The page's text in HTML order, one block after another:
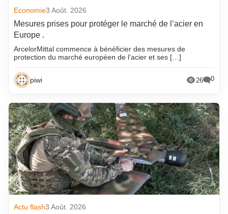
Economie3 Août. 2026
Mesures prises pour protéger le marché de l’acier en
Europe .
ArcelorMittal commence à bénéficier des mesures de
protection du marché européen de l’acier et ses […]
piwi 26 0
Actu flash3 Août. 2026